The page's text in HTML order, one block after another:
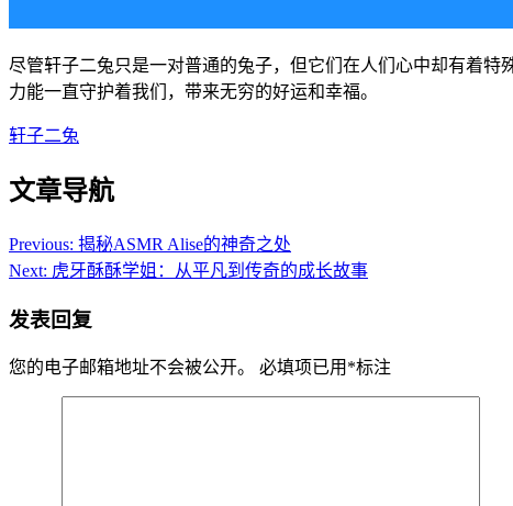
尽管轩子二兔只是一对普通的兔子，但它们在人们心中却有着
力能一直守护着我们，带来无穷的好运和幸福。
轩子二兔
文章导航
Previous: 揭秘ASMR Alise的神奇之处
Next: 虎牙酥酥学姐：从平凡到传奇的成长故事
发表回复
您的电子邮箱地址不会被公开。 必填项已用 *标注